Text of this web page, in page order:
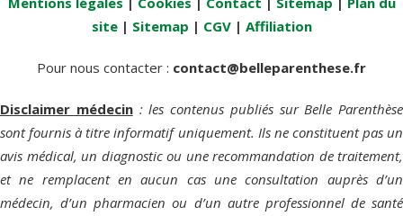
site| Sitemap | CGV| Affiliation
Pour nous contacter : contact@belleparenthese.fr
Disclaimer médecin: les contenus publiés sur Belle Parenthèse
sont fournis à titre informatif uniquement. Ils ne constituent pas un
avis médical, un diagnostic ou une recommandation de traitement,
et ne remplacent en aucun cas une consultation auprès d’un
médecin, d’un pharmacien ou d’un autre professionnel de santé